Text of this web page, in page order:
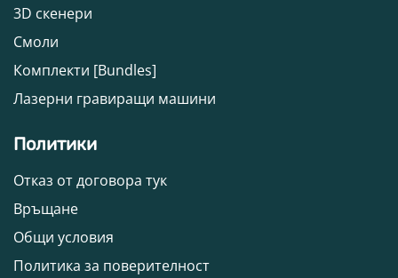
3D скенери
Смоли
Комплекти [Bundles]
Лазерни гравиращи машини
Политики
Отказ от договора тук
Връщане
Общи условия
Политика за поверителност